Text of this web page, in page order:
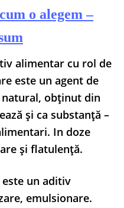
o alegem –
alimentar cu rol de
este un agent de
obţinut din
şi ca substanţă –
In doze
şi flatulenţă.
este un aditiv
emulsionare.